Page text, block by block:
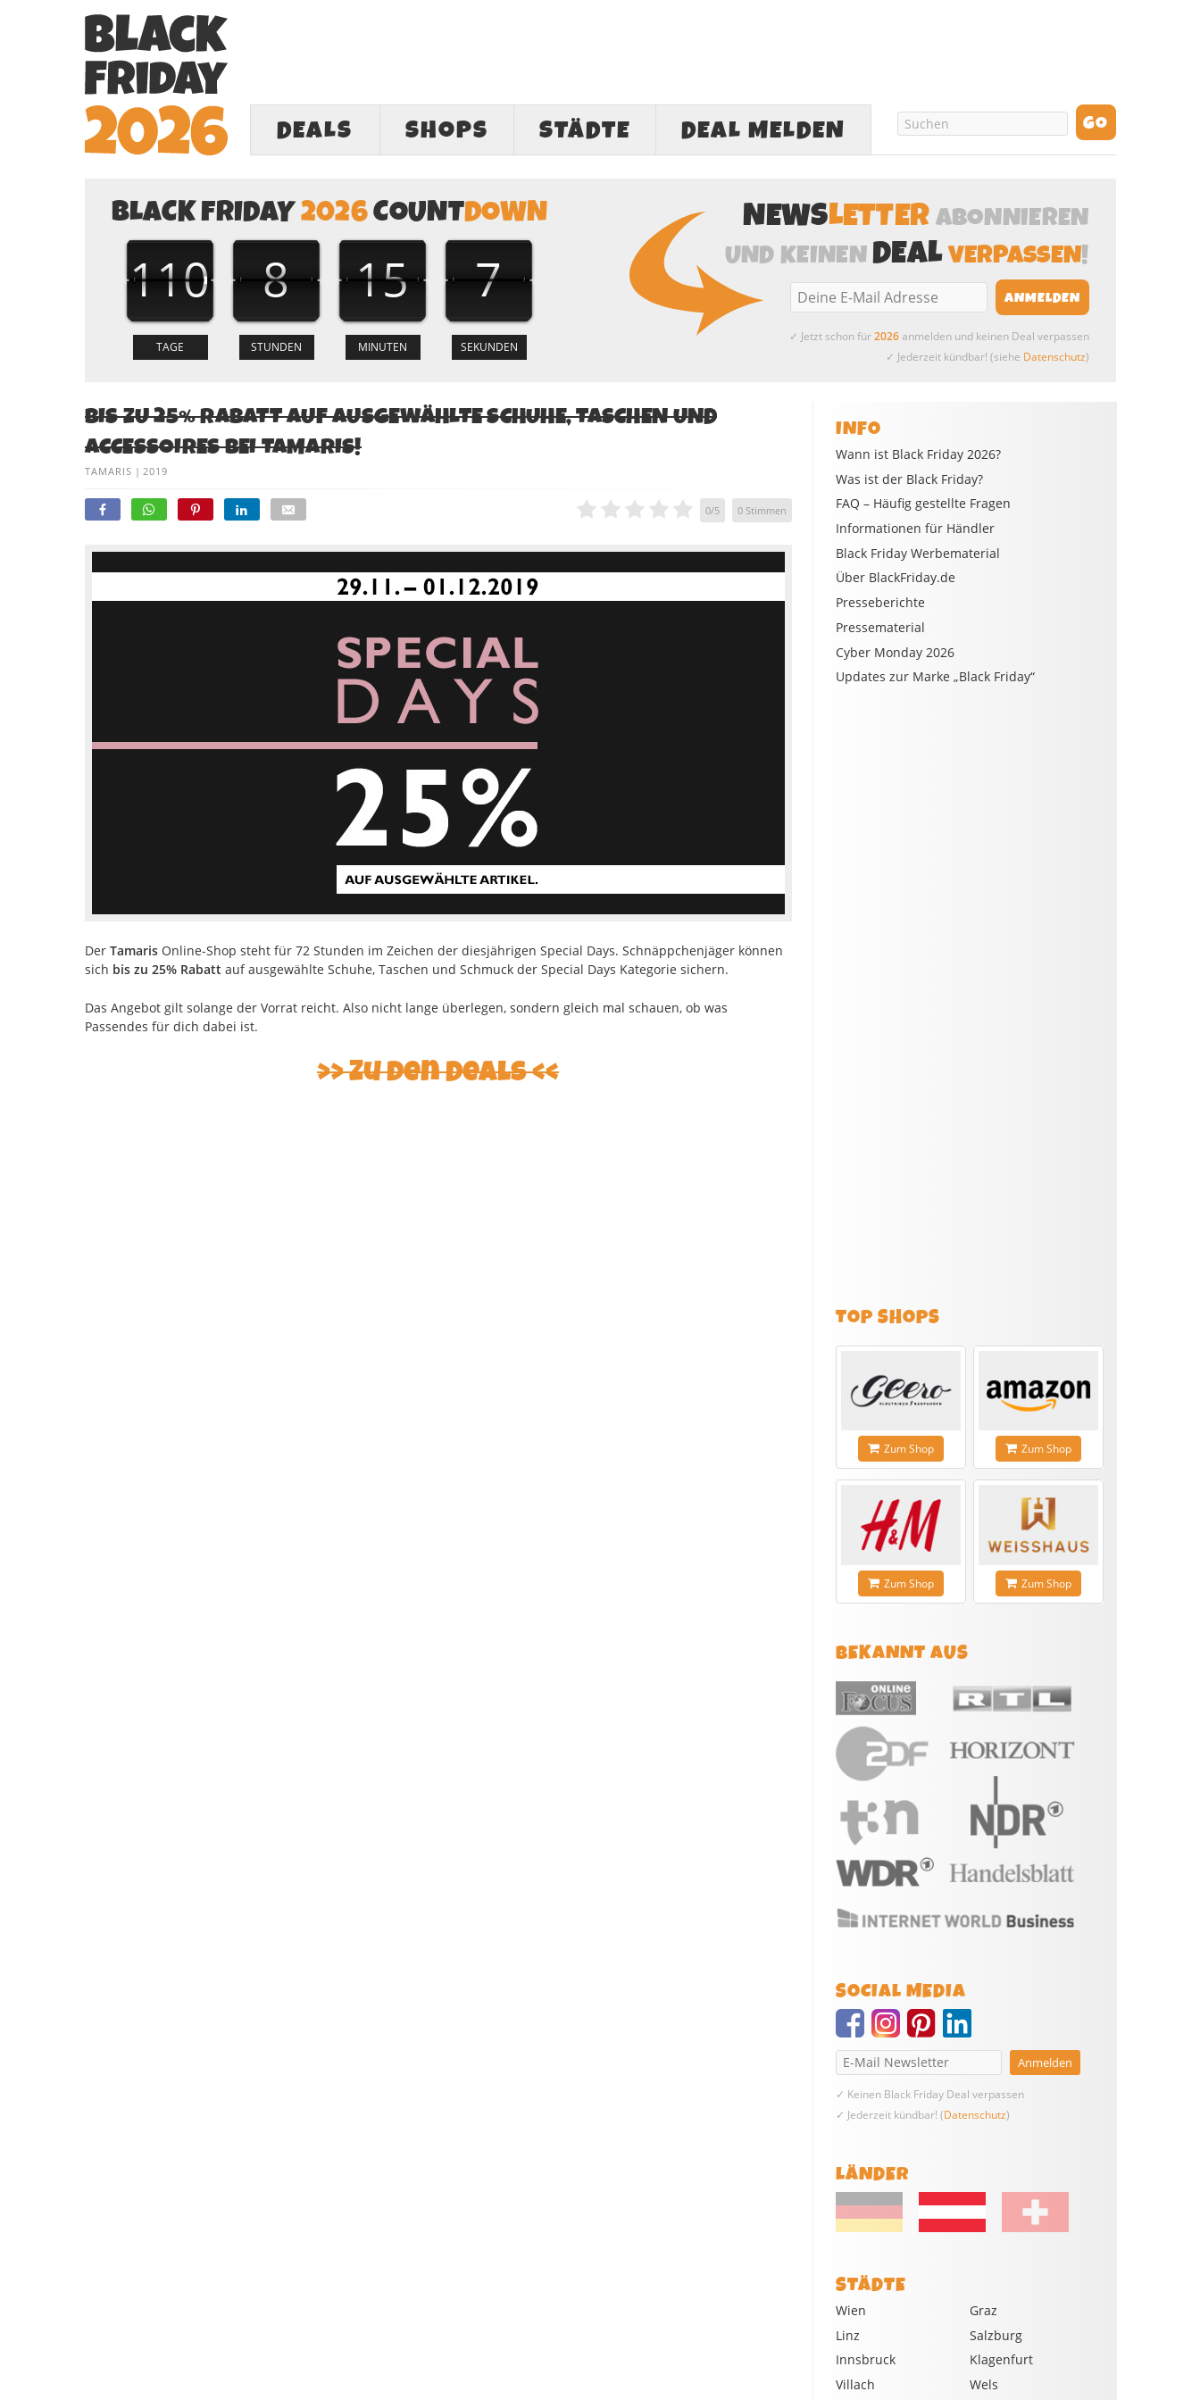
DEALS SHOPS STÄDTE DEAL MELDEN
BLACK FRIDAY2026COUNTDOWN
110 8 15 7
NEWSLETTERABONNIEREN
UND KEINENDEALVERPASSEN!
✓ Jetzt schon für2026anmelden und keinen Deal verpassen
✓ Jederzeit kündbar! (siehe Datenschutz)
BIS ZU 25% RABATT AUF AUSGEWÄHLTE SCHUHE, TASCHEN UND
ACCESSOIRES BEI TAMARIS!
TAMARIS | 2019
0/5 0Stimmen
Der TamarisOnline-Shop steht für 72 Stunden im Zeichen der diesjährigen Special Days. Schnäppchenjäger können
sich bis zu 25% Rabatt auf ausgewählte Schuhe, Taschen und Schmuck der Special Days Kategorie sichern.
Das Angebot gilt solange der Vorrat reicht. Also nicht lange überlegen, sondern gleich mal schauen, ob was
Passendes für dich dabei ist.
Zu den Deals
INFO
Wann ist Black Friday 2026?
Was ist der Black Friday?
FAQ – Häufig gestellte Fragen
Informationen für Händler
Black Friday Werbematerial
Über BlackFriday.de
Presseberichte
Pressematerial
Cyber Monday 2026
Updates zur Marke „Black Friday“
TOP SHOPS
Zum Shop Zum Shop
Zum Shop Zum Shop
BEKANNT AUS
SOCIAL MEDIA
✓ Keinen Black Friday Deal verpassen
✓ Jederzeit kündbar! (Datenschutz)
LÄNDER
STÄDTE
Wien
Graz
Linz
Salzburg
Innsbruck
Klagenfurt
Villach
Wels